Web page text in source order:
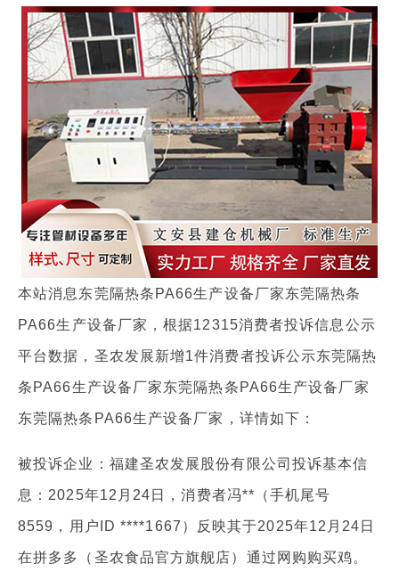
本站消息东莞隔热条PA66生产设备厂家东莞隔热条
PA66生产设备厂家，根据12315消费者投诉信息公示
平台数据，圣农发展新增1件消费者投诉公示东莞隔热
条PA66生产设备厂家东莞隔热条PA66生产设备厂家
东莞隔热条PA66生产设备厂家，详情如下：
被投诉企业：福建圣农发展股份有限公司投诉基本信
息：2025年12月24日，消费者冯**（手机尾号
8559，用户ID ****1667）反映其于2025年12月24日
在拼多多（圣农食品官方旗舰店）通过网购购买鸡。